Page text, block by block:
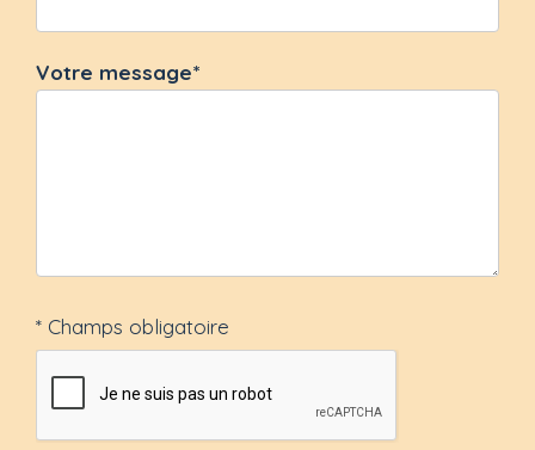
Votre message*
* Champs obligatoire